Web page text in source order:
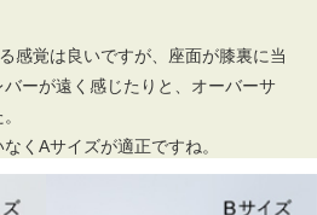
感覚は良いですが、座面が膝裏に当
ーが遠く感じたりと、オーバーサ
くAサイズが適正ですね。